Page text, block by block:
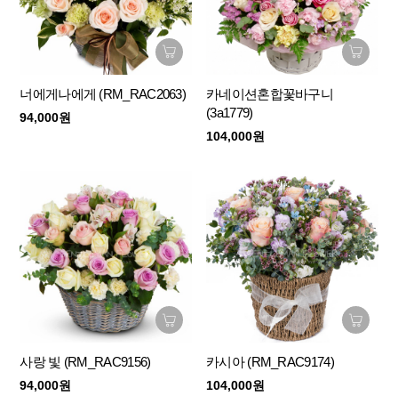
너에게나에게 (RM_RAC2063)
94,000원
카네이션혼합꽃바구니
(3a1779)
104,000원
사랑 빛 (RM_RAC9156)
94,000원
카시아 (RM_RAC9174)
104,000원